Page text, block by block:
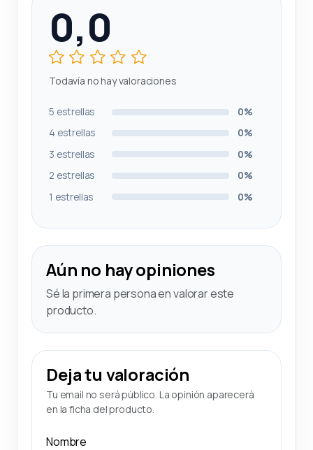
0,0
Todavía no hay valoraciones
5 estrellas
0%
4 estrellas
0%
3 estrellas
0%
2 estrellas
0%
1 estrellas
0%
Aún no hay opiniones
Sé la primera persona en valorar este
producto.
Deja tu valoración
Tu email no será público. La opinión aparecerá
en la ficha del producto.
Nombre